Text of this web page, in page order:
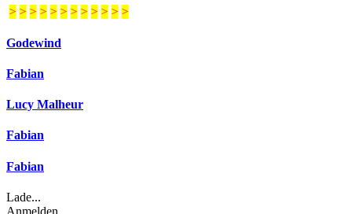
> > > > > > > > > > > >
Godewind
Fabian
Lucy Malheur
Fabian
Fabian
Lade...
Anmelden